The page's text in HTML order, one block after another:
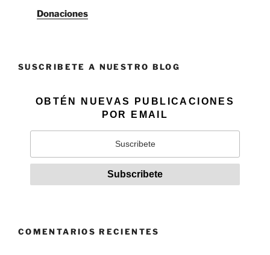
Donaciones
SUSCRIBETE A NUESTRO BLOG
OBTÉN NUEVAS PUBLICACIONES
POR EMAIL
COMENTARIOS RECIENTES